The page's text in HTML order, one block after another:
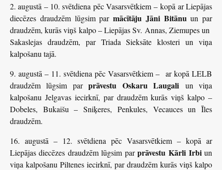
2. augustā – 10. svētdiena pēc Vasarsvētkiem – kopā ar Liepājas
diecēzes draudzēm lūgsim par mācītāju Jāni Bitānu un par
draudzēm, kurās viņš kalpo – Liepājas Sv. Annas, Ziemupes un
Sakaslejas draudzēm, par Triada Sieksāte klosteri un viņa
kalpošanu tajā.
9. augustā – 11. svētdiena pēc Vasarsvētkiem – ar kopā LELB
draudzēm lūgsim parprāvestu Oskaru Laugali un viņa
kalpošanu Jelgavas iecirknī, par draudzēm kurās viņš kalpo –
Dobeles, Bukaišu – Sniķeres, Penkules, Vecauces un Īles
draudzēm.
16. augustā – 12. svētdiena pēc Vasarsvētkiem – kopā ar
Liepājas diecēzes draudzēm lūgsim parprāvestu Kārli Irbiun
viņa kalpošanu Piltenes iecirknī, par draudzēm kurās viņš kalpo